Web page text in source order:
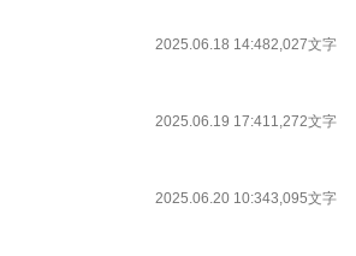
2025.06.18 14:482,027文字
2025.06.19 17:411,272文字
2025.06.20 10:343,095文字